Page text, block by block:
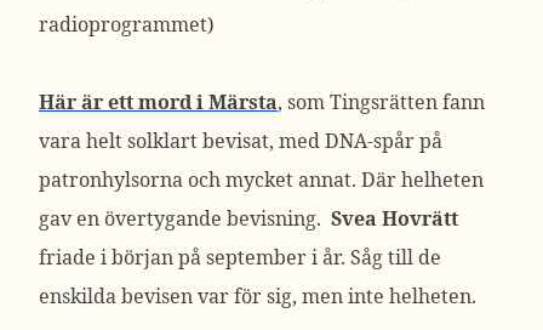
radioprogrammet)
Här är ett mord i Märsta, som Tingsrätten fann
vara helt solklart bevisat, med DNA-spår på
patronhylsorna och mycket annat. Där helheten
gav en övertygande bevisning. Svea Hovrätt
friade i början på september i år. Såg till de
enskilda bevisen var för sig, men inte helheten.